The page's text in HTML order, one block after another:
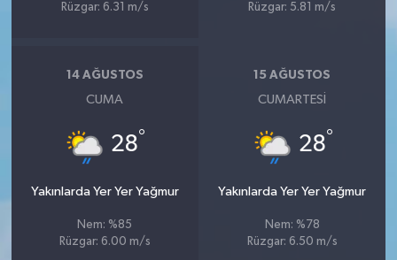
Rüzgar: 6.31 m/s
Rüzgar: 5.81 m/s
14 AĞUSTOS
CUMA
28°
Yakınlarda Yer Yer Yağmur
Nem: %85
Rüzgar: 6.00 m/s
15 AĞUSTOS
CUMARTESI
28°
Yakınlarda Yer Yer Yağmur
Nem: %78
Rüzgar: 6.50 m/s